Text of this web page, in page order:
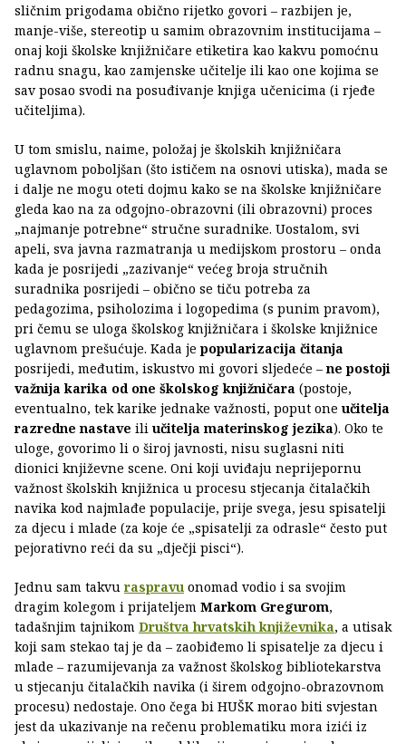
sličnim prigodama obično rijetko govori – razbijen je,
manje-više, stereotip u samim obrazovnim institucijama –
onaj koji školske knjižničare etiketira kao kakvu pomoćnu
radnu snagu, kao zamjenske učitelje ili kao one kojima se
sav posao svodi na posuđivanje knjiga učenicima (i rjeđe
učiteljima).
U tom smislu, naime, položaj je školskih knjižničara
uglavnom poboljšan (što ističem na osnovi utiska), mada se
i dalje ne mogu oteti dojmu kako se na školske knjižničare
gleda kao na za odgojno-obrazovni (ili obrazovni) proces
„najmanje potrebne“ stručne suradnike. Uostalom, svi
apeli, sva javna razmatranja u medijskom prostoru – onda
kada je posrijedi „zazivanje“ većeg broja stručnih
suradnika posrijedi – obično se tiču potreba za
pedagozima, psiholozima i logopedima (s punim pravom),
pri čemu se uloga školskog knjižničara i školske knjižnice
uglavnom prešućuje. Kada je popularizacija čitanja
posrijedi, međutim, iskustvo mi govori sljedeće –ne postoji
važnija karika od one školskog knjižničara (postoje,
eventualno, tek karike jednake važnosti, poput one učitelja
razredne nastave ili učitelja materinskog jezika). Oko te
uloge, govorimo li o široj javnosti, nisu suglasni niti
dionici književne scene. Oni koji uviđaju neprijepornu
važnost školskih knjižnica u procesu stjecanja čitalačkih
navika kod najmlađe populacije, prije svega, jesu spisatelji
za djecu i mlade (za koje će „spisatelji za odrasle“ često put
pejorativno reći da su „dječji pisci“).
Jednu sam takvuraspravu onomad vodio i sa svojim
dragim kolegom i prijateljem Markom Gregurom,
tadašnjim tajnikom Društva hrvatskih književnika, a utisak
koji sam stekao taj je da – zaobiđemo li spisatelje za djecu i
mlade – razumijevanja za važnost školskog bibliotekarstva
u stjecanju čitalačkih navika (i širem odgojno-obrazovnom
procesu) nedostaje. Ono čega bi HUŠK morao biti svjestan
jest da ukazivanje na rečenu problematiku mora izići iz